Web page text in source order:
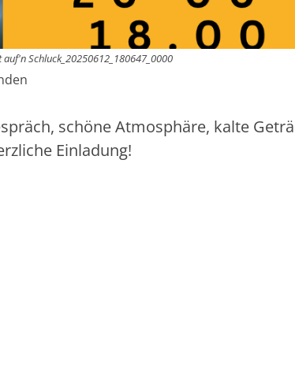
Schluck_20250612_180647_0000
schöne Atmosphäre, kalte
Einladung!